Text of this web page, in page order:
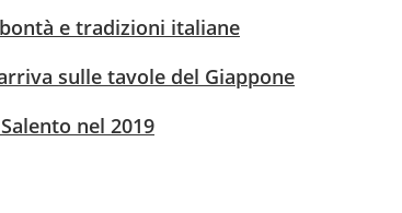
e tradizioni italiane
sulle tavole del Giappone
nel 2019